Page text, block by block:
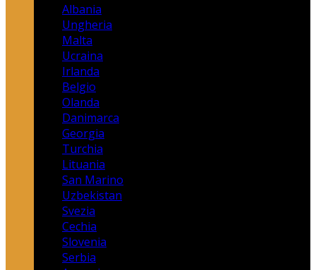
Albania
Ungheria
Malta
Ucraina
Irlanda
Belgio
Olanda
Danimarca
Georgia
Turchia
Lituania
San Marino
Uzbekistan
Svezia
Cechia
Slovenia
Serbia